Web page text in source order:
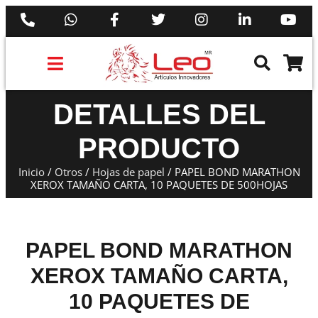
DETALLES DEL
PRODUCTO
Inicio/ Otros/ Hojas de papel / PAPEL BOND MARATHON
XEROX TAMAÑO CARTA, 10 PAQUETES DE 500HOJAS
PAPEL BOND MARATHON
XEROX TAMAÑO CARTA,
10 PAQUETES DE